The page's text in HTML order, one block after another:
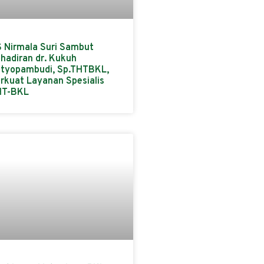
Nirmala Suri Sambut
dr. Kukuh
Sp.THTBKL,
Layanan Spesialis
BKL